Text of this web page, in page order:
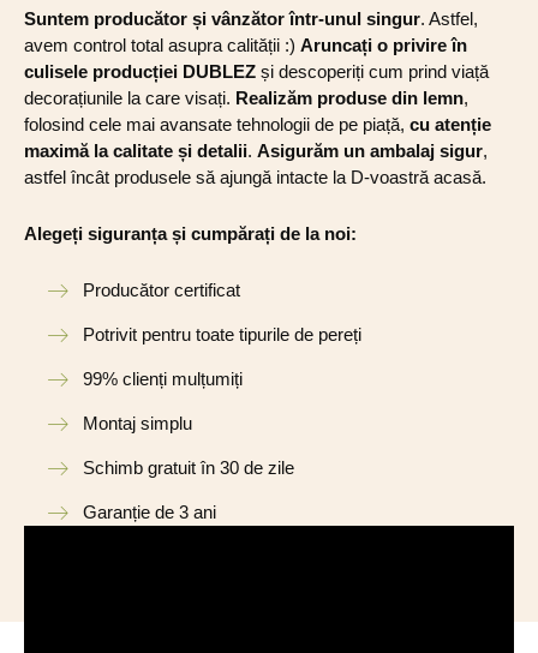
Suntem producător și vânzător într-unul singur. Astfel,
avem control total asupra calității :) Aruncați o privire în
culisele producției DUBLEZ și descoperiți cum prind viață
decorațiunile la care visați. Realizăm produse din lemn,
folosind cele mai avansate tehnologii de pe piață, cu atenție
maximă la calitate și detalii. Asigurăm un ambalaj sigur,
astfel încât produsele să ajungă intacte la D-voastră acasă.
Alegeți siguranța și cumpărați de la noi:
Producător certificat
Potrivit pentru toate tipurile de pereți
99% clienți mulțumiți
Montaj simplu
Schimb gratuit în 30 de zile
Garanție de 3 ani